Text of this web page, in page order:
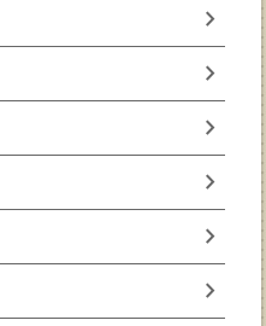
chevron_right
chevron_right
chevron_right
chevron_right
chevron_right
chevron_right